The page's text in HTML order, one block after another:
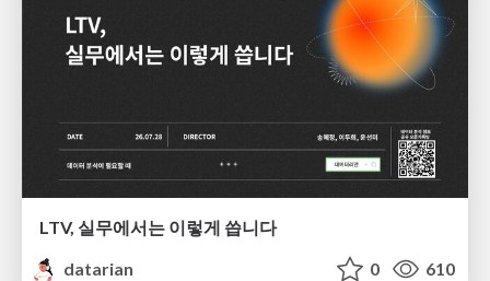
LTV, 실무에서는 이렇게 씁니다
datarian
0 610